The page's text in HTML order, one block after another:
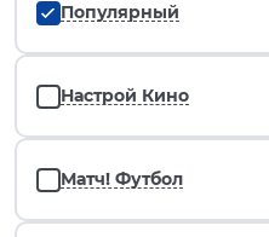
Популярный
Настрой Кино
Матч! Футбол